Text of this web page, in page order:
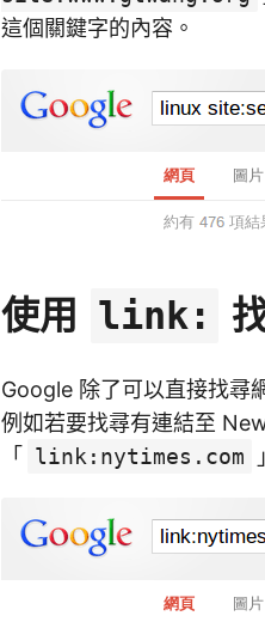
這個關鍵字的內容。
使用 link:
Google 除了可以直接找尋
例如若要找尋有連結至
「
link:nytimes.com